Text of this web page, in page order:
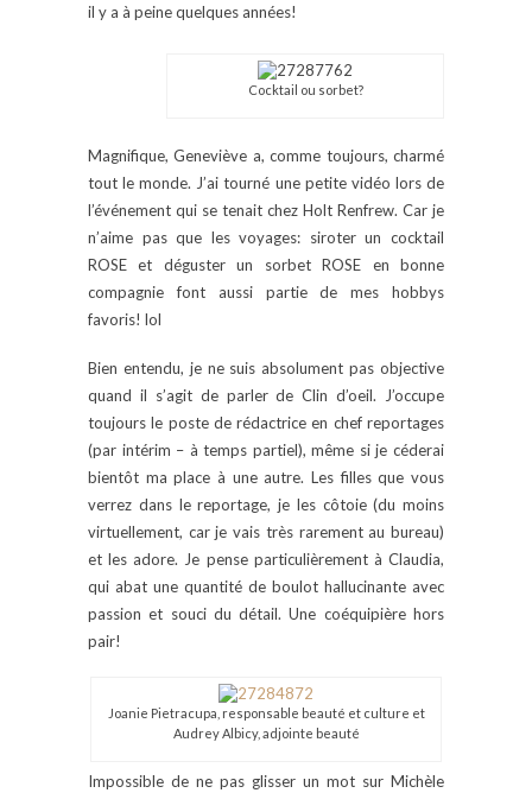
il y a à peine quelques années!
Cocktail ou sorbet?
Magnifique, Geneviève a, comme toujours, charmé
tout le monde. J’ai tourné une petite vidéo lors de
l’événement qui se tenait chez Holt Renfrew. Car je
n’aime pas que les voyages: siroter un cocktail
ROSE et déguster un sorbet ROSE en bonne
compagnie font aussi partie de mes hobbys
favoris! lol
Bien entendu, je ne suis absolument pas objective
quand il s’agit de parler de Clin d’oeil. J’occupe
toujours le poste de rédactrice en chef reportages
(par intérim – à temps partiel), même si je céderai
bientôt ma place à une autre. Les filles que vous
verrez dans le reportage, je les côtoie (du moins
virtuellement, car je vais très rarement au bureau)
et les adore. Je pense particulièrement à Claudia,
qui abat une quantité de boulot hallucinante avec
passion et souci du détail. Une coéquipière hors
pair!
Joanie Pietracupa, responsable beauté et culture et
Audrey Albicy, adjointe beauté
Impossible de ne pas glisser un mot sur Michèle